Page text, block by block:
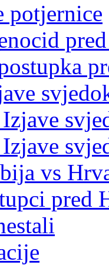
potjernice
vs
pred